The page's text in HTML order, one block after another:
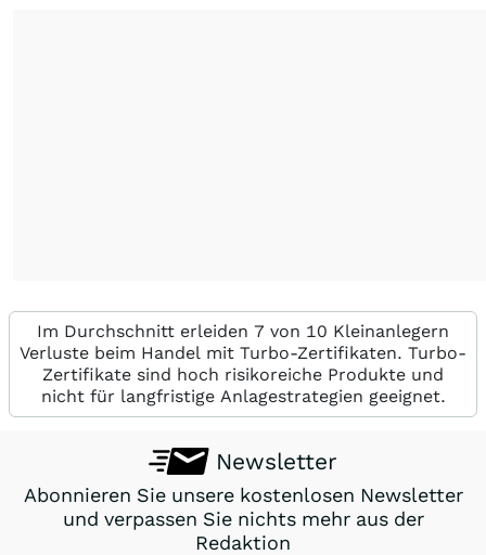
Im Durchschnitt erleiden 7 von 10 Kleinanlegern
Verluste beim Handel mit Turbo-Zertifikaten. Turbo-
Zertifikate sind hoch risikoreiche Produkte und
nicht für langfristige Anlagestrategien geeignet.
Newsletter
Abonnieren Sie unsere kostenlosen Newsletter
und verpassen Sie nichts mehr aus der
Redaktion